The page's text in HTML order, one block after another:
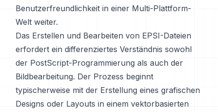
Benutzerfreundlichkeit in einer Multi-Plattform-
Welt weiter.
Das Erstellen und Bearbeiten von EPSI-Dateien
erfordert ein differenziertes Verständnis sowohl
der PostScript-Programmierung als auch der
Bildbearbeitung. Der Prozess beginnt
typischerweise mit der Erstellung eines grafischen
Designs oder Layouts in einem vektorbasierten